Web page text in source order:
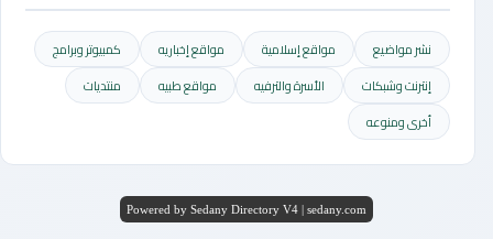
نشر مواضيع مواقع إسلامية مواقع إخباريه
كمبيوتر وبرامج
إنترنت وشبكات
الأسرة والترفيه مواقع طبيه
منتديات
أخرى ومنوعه
Powered by Sedany Directory V4 | sedany.com